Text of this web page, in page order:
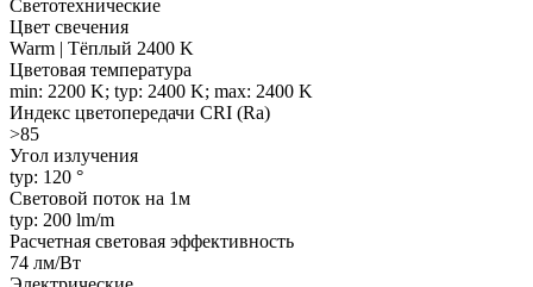
Светотехнические
Цвет свечения
Warm | Тёплый 2400 K
Цветовая температура
min: 2200 K; typ: 2400 K; max: 2400 K
Индекс цветопередачи CRI (Ra)
>85
Угол излучения
typ: 120 °
Световой поток на 1м
typ: 200 lm/m
Расчетная световая эффективность
74 лм/Вт